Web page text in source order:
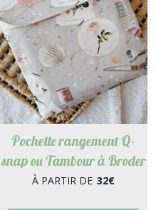
Pochette rangement Q-
snap ou Tambour à Broder
pour Point de Croix,
À PARTIR DE 32€